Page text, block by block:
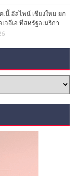
.นี้ อัลไพน์ เชียงใหม่ ยก
จจีเอ ที่สหรัฐอเมริกา